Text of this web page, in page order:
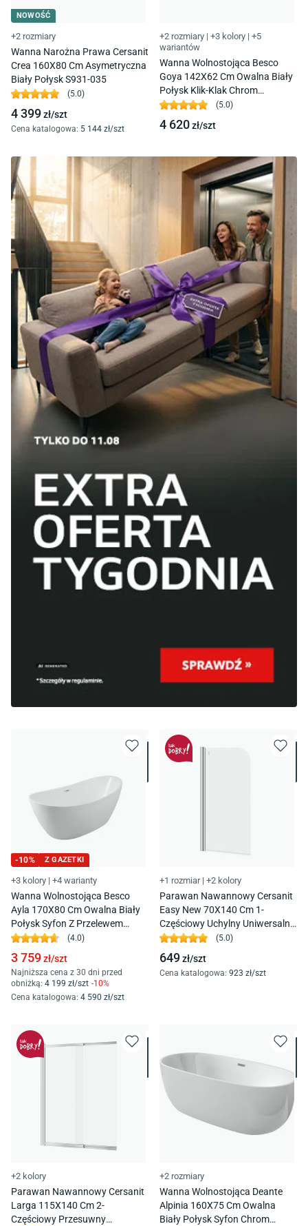
NOWOŚĆ
+2 rozmiary
Wanna Narożna Prawa Cersanit
Crea 160X80 Cm Asymetryczna
Biały Połysk S931-035
(5.0)
4 399zł/szt
Cena katalogowa: 5 144 zł/szt
+2 rozmiary | +3 kolory | +5
wariantów
Wanna Wolnostojąca Besco
Goya 142X62 Cm Owalna Biały
Połysk Klik-Klak Chrom
Czyszczony Od Góry Wmd-140-
Gkc
(5.0)
4 620zł/szt
-10% Z GAZETKI
+3 kolory | +4 warianty
Wanna Wolnostojąca Besco
Ayla 170X80 Cm Owalna Biały
Połysk Syfon Z Przelewem
Chrom Was-170-A
(4.0)
3 759zł/szt
Najniższa cena z 30 dni przed
obniżką: 4 199 zł/szt -10%
Cena katalogowa: 4 590 zł/szt
+1 rozmiar | +2 kolory
Parawan Nawannowy Cersanit
Easy New 70X140 Cm 1-
Częściowy Uchylny Uniwersalny
Chrom Połysk S301-289
(5.0)
649zł/szt
Cena katalogowa: 923 zł/szt
+2 kolory
Parawan Nawannowy Cersanit
Larga 115X140 Cm 2-
Częściowy Przesuwny
+2 rozmiary
Wanna Wolnostojąca Deante
Alpinia 160X75 Cm Owalna
Biały Połysk Syfon Chrom